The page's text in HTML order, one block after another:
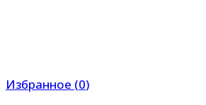
Избранное (0)